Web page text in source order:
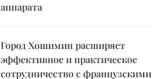
аппарата
Город Хошимин расширяет
эффективное и практическое
сотрудничество с французскими